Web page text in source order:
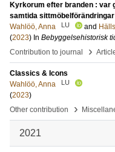
Kyrkorum efter branden : var
samtida
Wahlöö, Anna
LU and
(2023) In Bebyggelsehistorisk
Contribution to journal
›
Classics & Icons
Wahlöö, Anna
LU
(2023)
Other contribution
›
2021